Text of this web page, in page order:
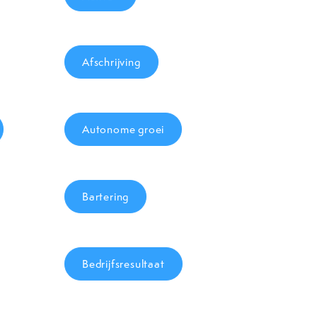
Afschrijving
Autonome groei
Bartering
Bedrijfsresultaat